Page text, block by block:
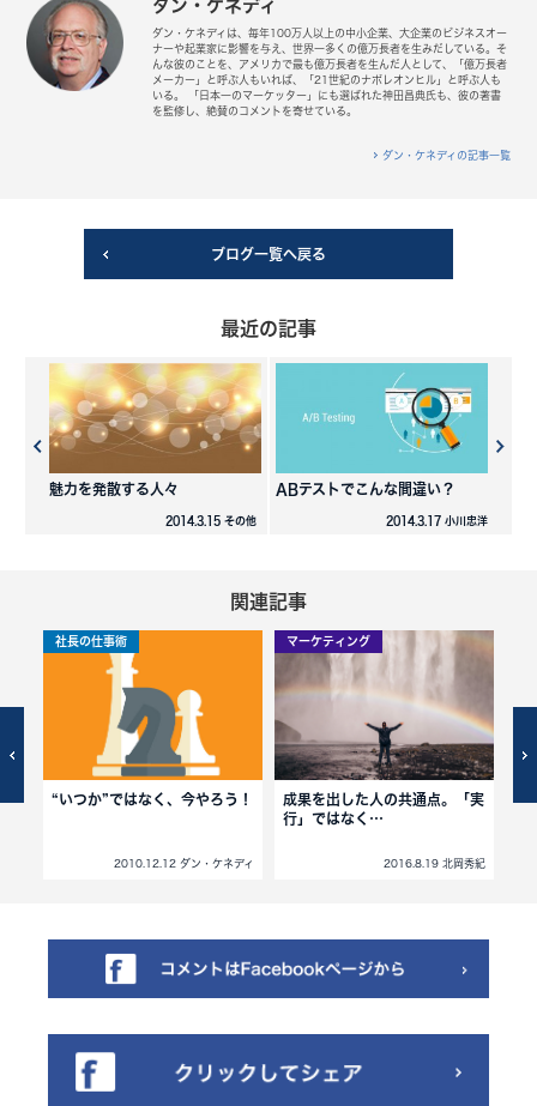
ダン・ケネディ
ダン・ケネディは、毎年100万人以上の中小企業、大企業のビジネスオー
ナーや起業家に影響を与え、世界一多くの億万長者を生みだしている。そ
んな彼のことを、アメリカで最も億万長者を生んだ人として、「億万長者
メーカー」と呼ぶ人もいれば、「21世紀のナポレオンヒル」と呼ぶ人も
いる。 「日本一のマーケッター」にも選ばれた神田昌典氏も、彼の著書
を監修し、絶賛のコメントを寄せている。
ダン・ケネディの記事一覧
ブログ一覧へ戻る
最近の記事
魅力を発散する人々
2014.3.15 その他
ABテストでこんな間違い？
2014.3.17 小川忠洋
関連記事
社長の仕事術
“いつか”ではなく、今やろう！
2010.12.12 ダン・ケネディ
マーケティング
成果を出した人の共通点。「実
行」ではなく…
2016.8.19 北岡秀紀